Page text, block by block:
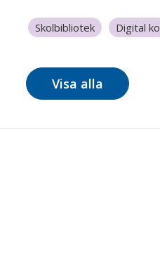
Skolbibliotek Digital
Visa alla